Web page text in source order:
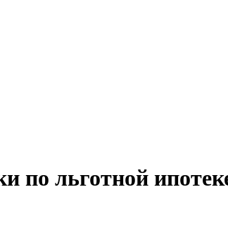
по льготной